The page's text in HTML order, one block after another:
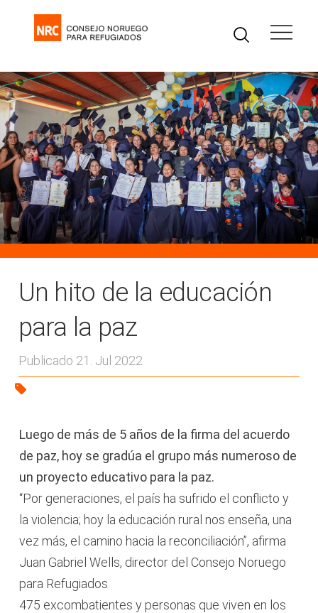
Un hito de la educación
para la paz
Publicado 21. Jul 2022
Luego de más de 5 años de la firma del acuerdo
de paz, hoy se gradúa el grupo más numeroso de
un proyecto educativo para la paz.
“Por generaciones, el país ha sufrido el conflicto y
la violencia; hoy la educación rural nos enseña, una
vez más, el camino hacia la reconciliación”, afirma
Juan Gabriel Wells, director del Consejo Noruego
para Refugiados.
475 excombatientes y personas que viven en los